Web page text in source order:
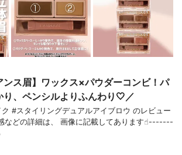
ンス眉】ワックス×パウダーコンビ！パ
り、ペンシルよりふんわり🤍／
#スタイリングデュアルアイブロウ のレビュー
などの詳細は、 画像に記載してあります☝︎-------